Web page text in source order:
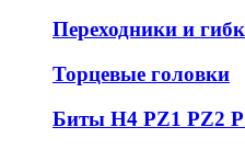
Переходники и
Торцевые головки
Биты H4 PZ1 PZ2